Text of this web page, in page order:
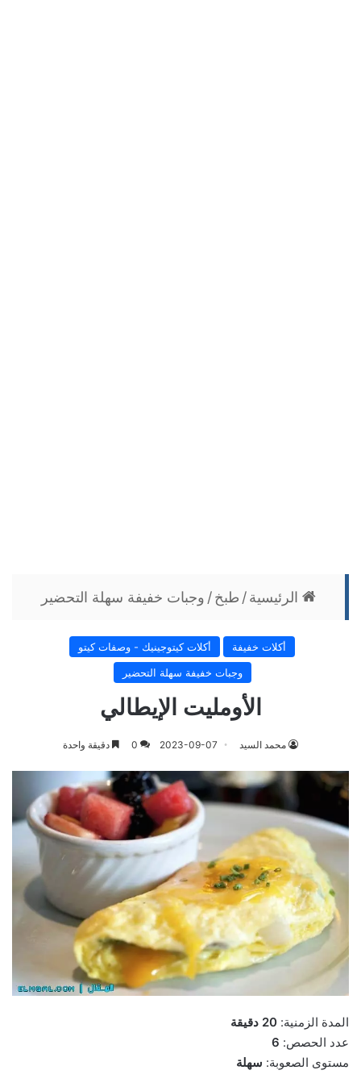
الرئيسية/ طبخ/ وجبات خفيفة سهلة التحضير
أكلات خفيفة
أكلات كيتوجينيك - وصفات كيتو
وجبات خفيفة سهلة التحضير
الأومليت الإيطالي
محمد السيد 2023-09-07
0 دقيقة واحدة
المدة الزمنية:
عدد الحصص: 6
مستوى الصعوبة: سهلة